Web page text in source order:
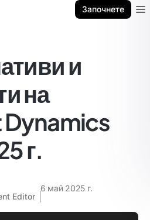
Започнете
и
на
г.
Editor
6 май 2025 г.